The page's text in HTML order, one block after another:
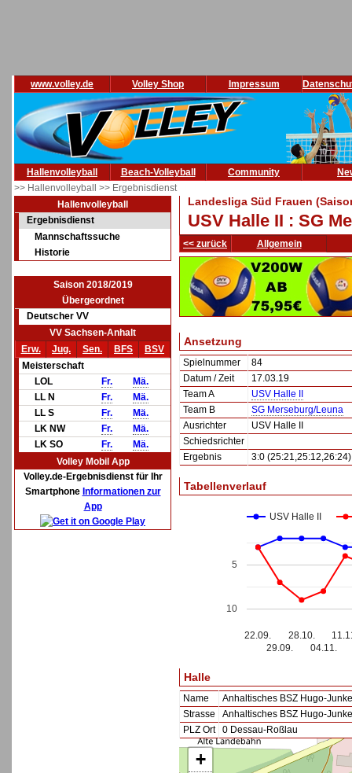
www.volley.de Volley Shop Impressum
Hallenvolleyball Beach-Volleyball Community
>> Hallenvolleyball >> Ergebnisdienst
Hallenvolleyball
Ergebnisdienst
Mannschaftssuche
Historie
Saison 2018/2019
Übergeordnet
Deutscher VV
VV Sachsen-Anhalt
Erw.
Jug. Sen. BFS
BSV
Meisterschaft
LOL
Fr.
Mä.
LL N
Fr.
Mä.
LL S
Fr.
Mä.
LK NW
Fr.
Mä.
LK SO
Fr.
Mä.
Volley Mobil App
Volley.de-Ergebnisdienst für Ihr
Smartphone Informationen zur
App
Landesliga Süd Frauen
USV Halle II : SG
<< zurück Allgemein
Ansetzung
Spielnummer
84
Datum / Zeit
17.03.19
Team A
USV Halle II
Team B
SG Merseburg/Leuna
Ausrichter
USV Halle II
Schiedsrichter
Ergebnis
3:0 (25:21,25:12,26:24)
Tabellenverlauf
USV Halle II
22.09.
29.09.
28.10.
04.11.
5
10
Halle
Name
Anhaltisches BSZ Hugo-
Strasse
Anhaltisches BSZ Hugo-
PLZ Ort
0 Dessau-Roßlau
+